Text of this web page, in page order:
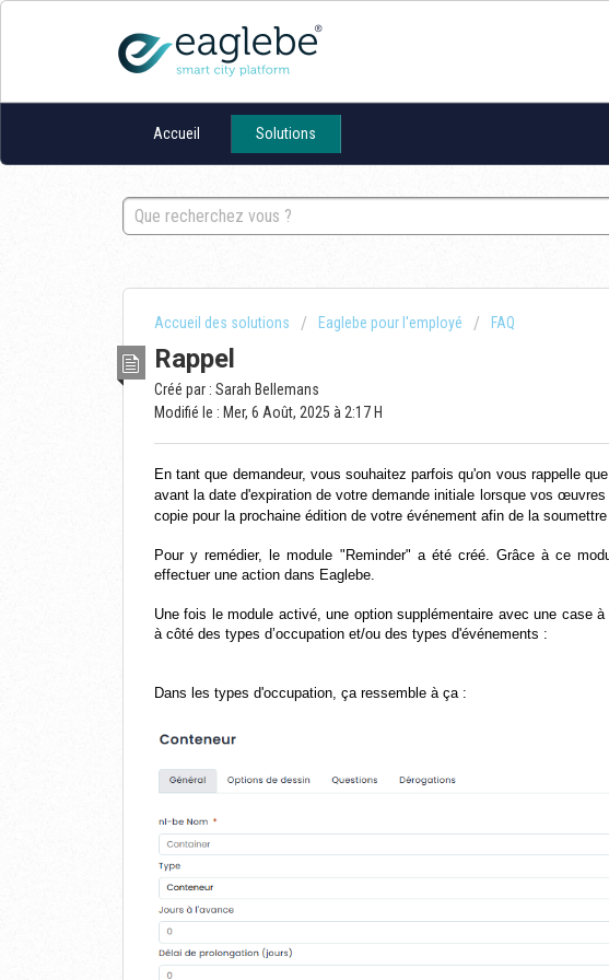
Accueil Solutions
Accueil des solutions Eaglebe pour l'employé FAQ
Rappel
Créé par : Sarah Bellemans
Modifié le : Mer, 6 Août, 2025 à 2:17 H
En tant que demandeur, vous souhaitez parfois qu'on vous rappelle
avant la date d'expiration de votre demande initiale lorsque vos
copie pour la prochaine édition de votre événement afin de la
Pour y remédier, le module "Reminder" a été créé. Grâce à ce
effectuer une action dans Eaglebe.
Une fois le module activé, une option supplémentaire avec une case
à côté des types d’occupation et/ou des types d'événements :
Dans les types d'occupation, ça ressemble à ça :